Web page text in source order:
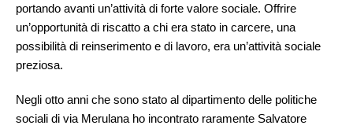
portando avanti un’attività di forte valore sociale. Offrire
un’opportunità di riscatto a chi era stato in carcere, una
possibilità di reinserimento e di lavoro, era un’attività sociale
preziosa.
Negli otto anni che sono stato al dipartimento delle politiche
sociali di via Merulana ho incontrato raramente Salvatore